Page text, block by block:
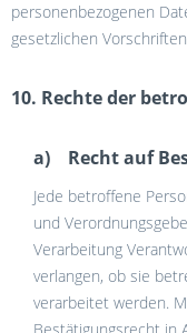
personenbezogenen
gesetzlichen
10. Rechte der
a) Recht auf
Jede betroffene
und
Verarbeitung
verlangen, ob sie
verarbeitet werden.